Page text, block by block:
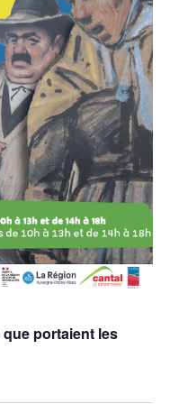
portaient les